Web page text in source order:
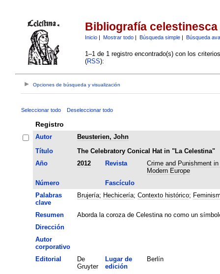
Bibliografía celestinesca
Inicio| Mostrar todo| Búsqueda simple| Búsqueda
1–1 de 1 registro encontrado(s) con los
(RSS):
Opciones de búsqueda y visualización
Seleccionar todo Deseleccionar todo
Registro
Autor
Beusterien, John
Título
The Celebratory Conical Hat in "La Celestina"
Año
2012 Revista
Crime and Punishment
Modern Europe
Número
Fascículo
Palabras
clave
Brujería; Hechicería; Contexto histórico;
Resumen
Aborda la coroza de Celestina no como un
Dirección
Autor
corporativo
Editorial
De
Gruyter
Lugar de
edición
Berlín